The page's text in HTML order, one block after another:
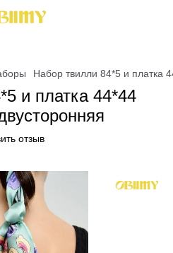
Набор твилли 84*5 и платка
и платка 44*44
отзыв